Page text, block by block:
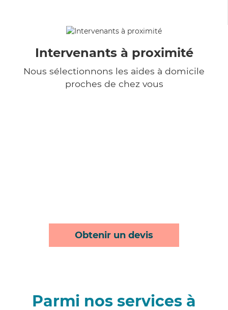
Intervenants à proximité
Nous sélectionnons les aides à domicile
proches de chez vous
Obtenir un devis
Parmi nos services à